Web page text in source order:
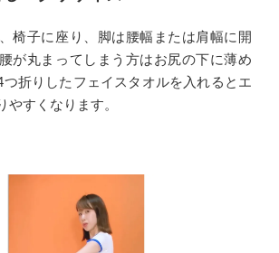
椅子に座り、脚は腰幅または肩幅に開
が丸まってしまう方はお尻の下に薄め
折りしたフェイスタオルを入れるとエ
やすくなります。